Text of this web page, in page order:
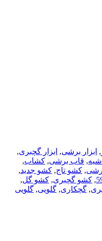
, ابزار برشی, ابزار گچبری,
, قاب برشی, کشاب,
, کشو تاج, کشو جدید,
, کشو گچبری, کشو گل,
, گچکاری, گلویی, گلویی